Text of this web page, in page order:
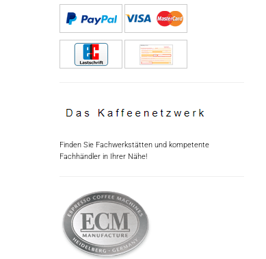
Finden Sie Fachwerkstätten und kompetente
Fachhändler in Ihrer Nähe!